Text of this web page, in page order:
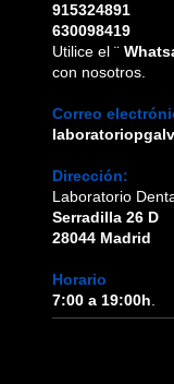
915324891
630098419
Utilice el ¨
con nosotros.
Correo
Dirección:
Laboratorio
Serradilla 26 D
28044 Madrid
Horario
7:00 a 19:00h